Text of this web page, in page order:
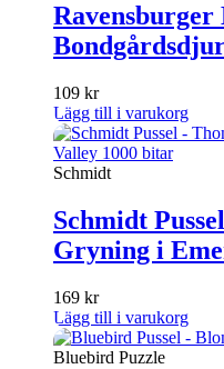
Ravensburger
109 kr
Lägg till i varukorg
Schmidt
Schmidt
Gryning i
169 kr
Lägg till i varukorg
Bluebird Puzzle